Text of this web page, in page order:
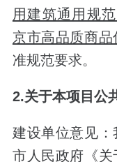
用建筑通用规
京市高品质商
准规范要求。
2.关于本项目公
建设单位意见
市人民政府《